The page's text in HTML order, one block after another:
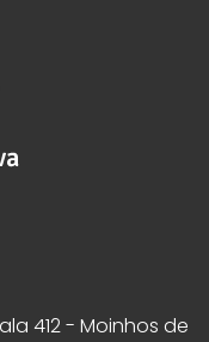
412 - Moinhos de